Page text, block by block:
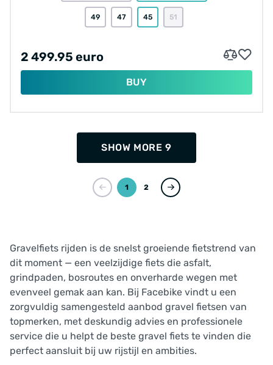
49 47 45 51
2 499.95 euro
BUY
SHOW MORE 9
1 2
Gravelfiets rijden is de snelst groeiende fietstrend van
dit moment — een veelzijdige fiets die asfalt,
grindpaden, bosroutes en onverharde wegen met
evenveel gemak aan kan. Bij Facebike vindt u een
zorgvuldig samengesteld aanbod gravel fietsen van
topmerken, met deskundig advies en professionele
service die u helpt de beste gravel fiets te vinden die
perfect aansluit bij uw rijstijl en ambities.